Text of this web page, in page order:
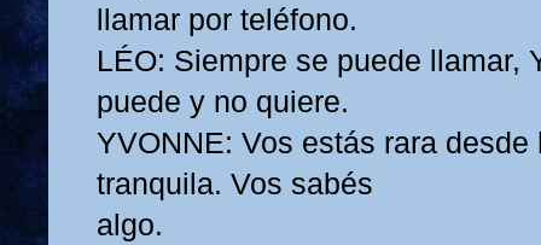
llamar por teléfono.
LÉO: Siempre se puede llamar,
puede y no quiere.
YVONNE: Vos estás rara desde
tranquila. Vos sabés
algo.